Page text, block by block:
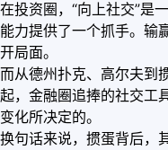
在投资圈，“向上社交”是
能力提供了一个抓手。输
开局面。
而从德州扑克、高尔夫到
起，金融圈追捧的社交工
变化所决定的。
换句话来说，掼蛋背后，